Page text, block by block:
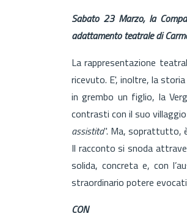
Sabato 23 Marzo, la
adattamento teatrale di
La rappresentazione
ricevuto. E', inoltre, la
in grembo un figlio, la
contrasti con il suo
assistita". Ma, soprattutto,
Il racconto si snoda
solida, concreta e, con
straordinario potere
CON